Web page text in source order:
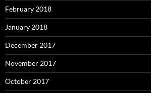
February 2018
January 2018
December 2017
November 2017
October 2017